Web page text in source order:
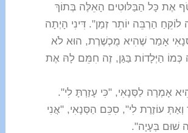
אֶת כָּל הַבַּלּוּטִים הָאֵלֶּה בְּתוֹךְ
לוֹקֵחַ הַרְבֵּה יוֹתֵר זְמַן". דִּינִי הָיְתָה
אָמַר שֶׁהִיא מֻכְשֶׁרֶת, הוּא לֹא
כְּמוֹ הַיְּלָדוֹת בַּגַּן, זֶה חִמֵּם לָהּ אֶת
אָמְרָה לַסְּנָאִי, "כִּי עָזַרְתָּ לִי".
וְאַתְּ עוֹזֶרֶת לִי", סִכֵּם הַסְּנָאִי, "אֲנִי
שׁוּם בְּעָיָה".